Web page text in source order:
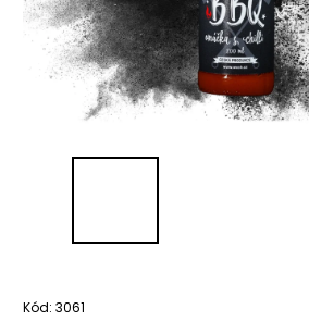
Kód: 3061